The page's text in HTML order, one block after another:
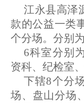
江永县高泽
款的公益一类
个分场。分别为
6科室分别
资科、纪检室
下辖8个分
场、盘山分场